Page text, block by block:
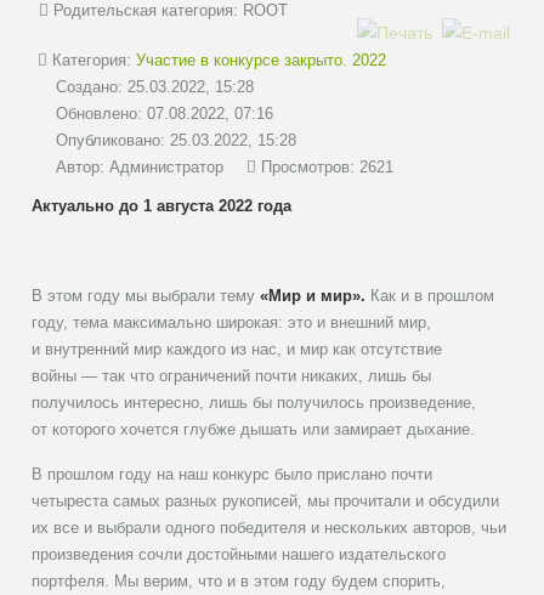
Родительская категория: ROOT
Категория:Участие в конкурсе закрыто. 2022
Создано: 25.03.2022, 15:28
Обновлено: 07.08.2022, 07:16
Опубликовано: 25.03.2022, 15:28
Автор:Администратор Просмотров: 2621
Актуально до 1 августа 2022 года
В этом году мы выбрали тему«Мир и мир». Как и в прошлом
году, тема максимально широкая: это и внешний мир,
и внутренний мир каждого из нас, и мир как отсутствие
войны — так что ограничений почти никаких, лишь бы
получилось интересно, лишь бы получилось произведение,
от которого хочется глубже дышать или замирает дыхание.
В прошлом году на наш конкурс было прислано почти
четыреста самых разных рукописей, мы прочитали и обсудили
их все и выбрали одного победителя и нескольких авторов, чьи
произведения сочли достойными нашего издательского
портфеля. Мы верим, что и в этом году будем спорить,